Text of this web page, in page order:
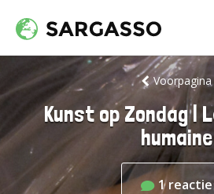
Voorpagina
Kunst op Zondag |
humaine
1 reactie